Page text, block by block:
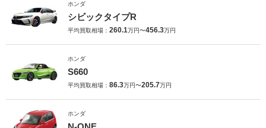
ホンダ
シビックタイプR
平均買取相場： 260.1万円〜456.3万円
ホンダ
S660
平均買取相場： 86.3万円〜205.7万円
ホンダ